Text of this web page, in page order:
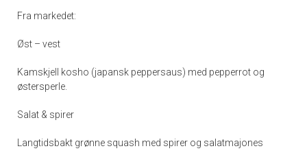
Fra markedet:
Øst – vest
Kamskjell kosho (japansk peppersaus) med pepperrot og
østersperle.
Salat & spirer
Langtidsbakt grønne squash med spirer og salatmajones